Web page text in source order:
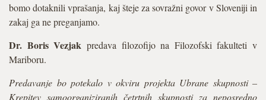
bomo dotaknili vprašanja, kaj šteje za sovražni govor v Sloveniji in
zakaj ga ne preganjamo.
Dr. Boris Vezjak predava filozofijo na Filozofski fakulteti v
Mariboru.
Predavanje bo potekalo v okviru projekta Ubrane skupnosti –
Krepitev samoorganiziranih četrtnih skupnosti za neposredno